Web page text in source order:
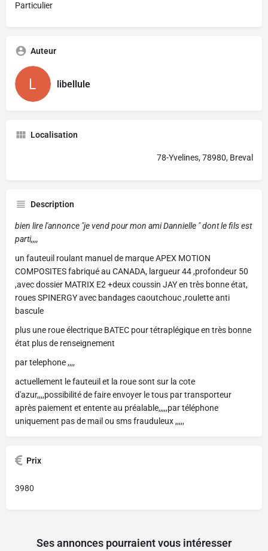
Particulier
Auteur
libellule
Localisation
78-Yvelines, 78980, Breval
Description
bien lire l'annonce "je vend pour mon ami Dannielle " dont le fils est
parti,,,,
un fauteuil roulant manuel de marque APEX MOTION
COMPOSITES fabriqué au CANADA, largueur 44 ,profondeur 50
,avec dossier MATRIX E2 +deux coussin JAY en très bonne état,
roues SPINERGY avec bandages caoutchouc ,roulette anti
bascule
plus une roue électrique BATEC pour tétraplégique en très bonne
état plus de renseignement
par telephone ,,,,
actuellement le fauteuil et la roue sont sur la cote
d'azur,,,,possibilité de faire envoyer le tous par transporteur
après paiement et entente au préalable,,,,,par téléphone
uniquement pas de mail ou sms frauduleux ,,,,,
Prix
3980
Ses annonces pourraient vous intéresser